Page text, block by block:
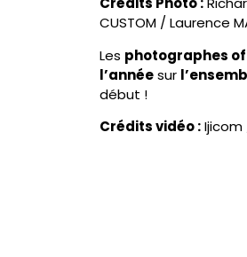
CUSTOM / Laurence
Les photographes
l’annéesur
début !
Crédits vidéo :Ijicom